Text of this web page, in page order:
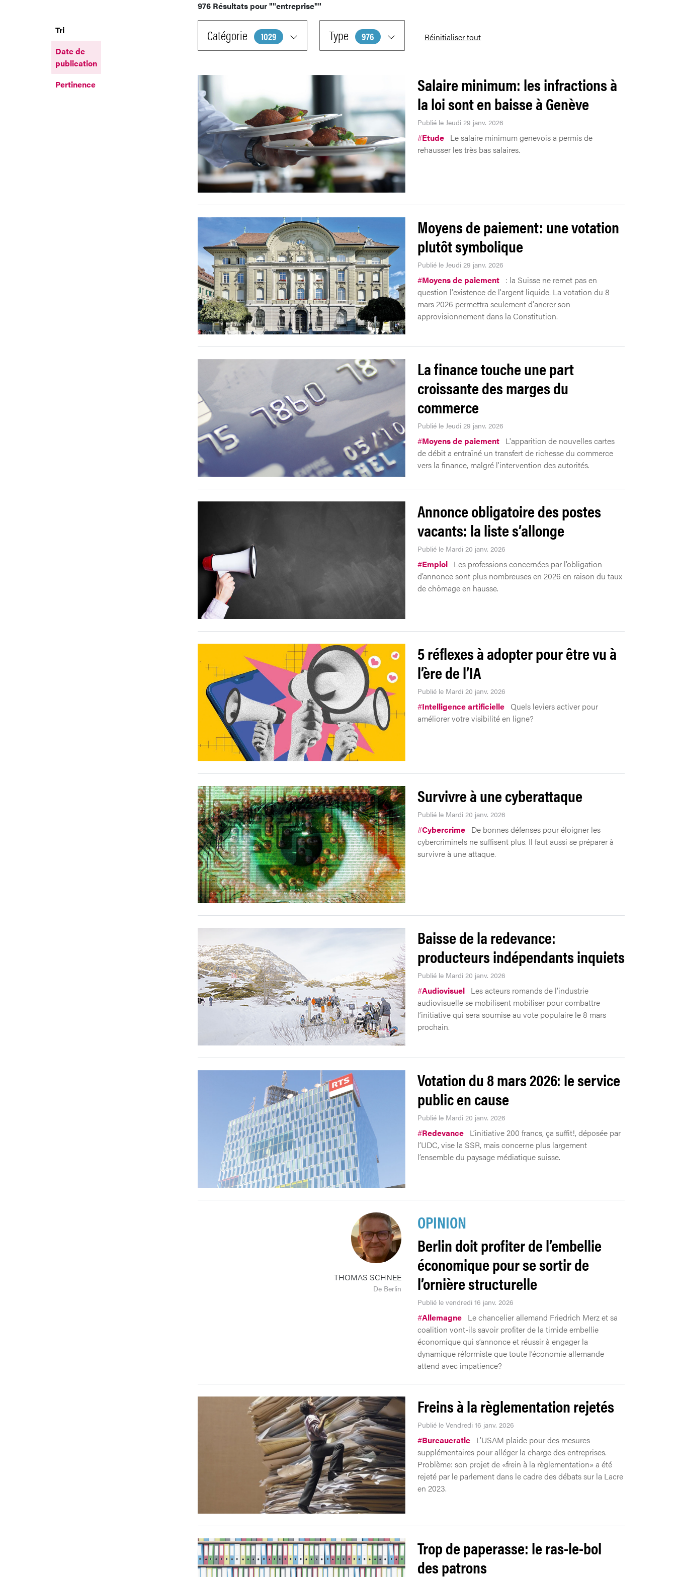
976 Résultats pour""entreprise""
Tri
Date de
publication
Pertinence
Catégorie 1029 Type 976 Réinitialiser tout
Salaire minimum: les infractions à
la loi sont en baisse à Genève
Publié le Jeudi 29 janv. 2026
#Etude Le salaire minimum genevois a permis de
rehausser les très bas salaires.
Moyens de paiement: une votation
plutôt symbolique
Publié le Jeudi 29 janv. 2026
#Moyens de paiement : la Suisse ne remet pas en
question l'existence de l'argent liquide. La votation du 8
mars 2026 permettra seulement d'ancrer son
approvisionnement dans la Constitution.
La finance touche une part
croissante des marges du
commerce
Publié le Jeudi 29 janv. 2026
#Moyens de paiement L'apparition de nouvelles cartes
de débit a entraîné un transfert de richesse du commerce
vers la finance, malgré l'intervention des autorités.
Annonce obligatoire des postes
vacants: la liste s’allonge
Publié le Mardi 20 janv. 2026
#Emploi Les professions concernées par l’obligation
d’annonce sont plus nombreuses en 2026 en raison du taux
de chômage en hausse.
5 réflexes à adopter pour être vu à
l’ère de l’IA
Publié le Mardi 20 janv. 2026
#Intelligence artificielle Quels leviers activer pour
améliorer votre visibilité en ligne?
Survivre à une cyberattaque
Publié le Mardi 20 janv. 2026
#Cybercrime De bonnes défenses pour éloigner les
cybercriminels ne suffisent plus. Il faut aussi se préparer à
survivre à une attaque.
Baisse de la redevance:
producteurs indépendants inquiets
Publié le Mardi 20 janv. 2026
#Audiovisuel Les acteurs romands de l’industrie
audiovisuelle se mobilisent mobiliser pour combattre
l’initiative qui sera soumise au vote populaire le 8 mars
prochain.
Votation du 8 mars 2026: le service
public en cause
Publié le Mardi 20 janv. 2026
#Redevance L’initiative 200 francs, ça suffit!, déposée par
l’UDC, vise la SSR, mais concerne plus largement
l’ensemble du paysage médiatique suisse.
THOMAS SCHNEE
De Berlin
OPINION
Berlin doit profiter de l’embellie
économique pour se sortir de
l’ornière structurelle
Publié le vendredi 16 janv. 2026
#Allemagne Le chancelier allemand Friedrich Merz et sa
coalition vont-ils savoir profiter de la timide embellie
économique qui s’annonce et réussir à engager la
dynamique réformiste que toute l’économie allemande
attend avec impatience?
Freins à la règlementation rejetés
Publié le Vendredi 16 janv. 2026
#Bureaucratie L’USAM plaide pour des mesures
supplémentaires pour alléger la charge des entreprises.
Problème: son projet de «frein à la règlementation» a été
rejeté par le parlement dans le cadre des débats sur la Lacre
en 2023.
Trop de paperasse: le ras-le-bol
des patrons